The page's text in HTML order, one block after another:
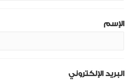
الإسم
البريد الإلكتروني